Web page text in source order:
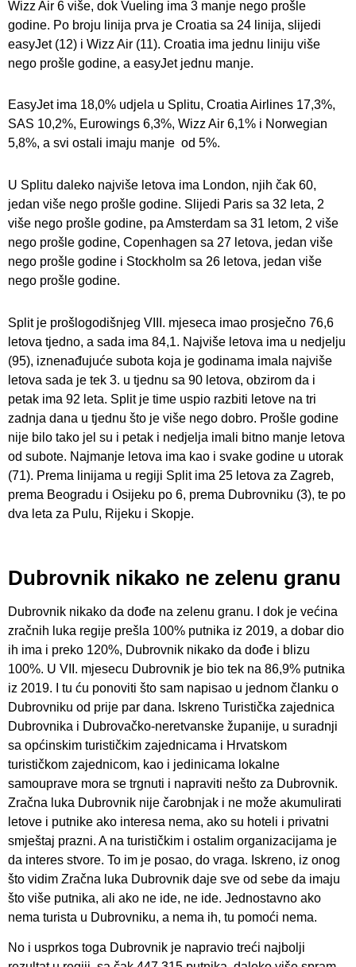
Wizz Air 6 više, dok Vueling ima 3 manje nego prošle
godine. Po broju linija prva je Croatia sa 24 linija, slijedi
easyJet (12) i Wizz Air (11). Croatia ima jednu liniju više
nego prošle godine, a easyJet jednu manje.
EasyJet ima 18,0% udjela u Splitu, Croatia Airlines 17,3%,
SAS 10,2%, Eurowings 6,3%, Wizz Air 6,1% i Norwegian
5,8%, a svi ostali imaju manje od 5%.
U Splitu daleko najviše letova ima London, njih čak 60,
jedan više nego prošle godine. Slijedi Paris sa 32 leta, 2
više nego prošle godine, pa Amsterdam sa 31 letom, 2 više
nego prošle godine, Copenhagen sa 27 letova, jedan više
nego prošle godine i Stockholm sa 26 letova, jedan više
nego prošle godine.
Split je prošlogodišnjeg VIII. mjeseca imao prosječno 76,6
letova tjedno, a sada ima 84,1. Najviše letova ima u nedjelju
(95), iznenađujuće subota koja je godinama imala najviše
letova sada je tek 3. u tjednu sa 90 letova, obzirom da i
petak ima 92 leta. Split je time uspio razbiti letove na tri
zadnja dana u tjednu što je više nego dobro. Prošle godine
nije bilo tako jel su i petak i nedjelja imali bitno manje letova
od subote. Najmanje letova ima kao i svake godine u utorak
(71). Prema linijama u regiji Split ima 25 letova za Zagreb,
prema Beogradu i Osijeku po 6, prema Dubrovniku (3), te po
dva leta za Pulu, Rijeku i Skopje.
Dubrovnik nikako ne zelenu granu
Dubrovnik nikako da dođe na zelenu granu. I dok je većina
zračnih luka regije prešla 100% putnika iz 2019, a dobar dio
ih ima i preko 120%, Dubrovnik nikako da dođe i blizu
100%. U VII. mjesecu Dubrovnik je bio tek na 86,9% putnika
iz 2019. I tu ću ponoviti što sam napisao u jednom članku o
Dubrovniku od prije par dana. Iskreno Turistička zajednica
Dubrovnika i Dubrovačko-neretvanske županije, u suradnji
sa općinskim turističkim zajednicama i Hrvatskom
turističkom zajednicom, kao i jedinicama lokalne
samouprave mora se trgnuti i napraviti nešto za Dubrovnik.
Zračna luka Dubrovnik nije čarobnjak i ne može akumulirati
letove i putnike ako interesa nema, ako su hoteli i privatni
smještaj prazni. A na turističkim i ostalim organizacijama je
da interes stvore. To im je posao, do vraga. Iskreno, iz onog
što vidim Zračna luka Dubrovnik daje sve od sebe da imaju
što više putnika, ali ako ne ide, ne ide. Jednostavno ako
nema turista u Dubrovniku, a nema ih, tu pomoći nema.
No i usprkos toga Dubrovnik je napravio treći najbolji